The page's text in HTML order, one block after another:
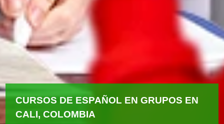
CURSOS DE ESPAÑOL EN GRUPOS EN
CALI, COLOMBIA